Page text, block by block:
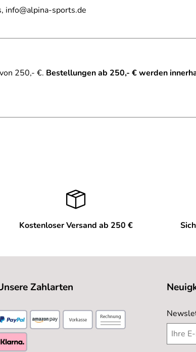
info@alpina-sports.de
250,- €. Bestellungen ab 250,- € werden
Kostenloser Versand ab 250 €
Zahlarten